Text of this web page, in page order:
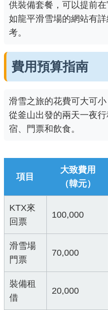
供裝備套餐，可以提前
如龍平滑雪場的網站有
考。
費用預算指南
滑雪之旅的花費可大可
從釜山出發的兩天一夜
宿、門票和飲食。
項目
大致費用
（韓元）
KTX來
回票
100,000
滑雪場
門票
70,000
裝備租
借
20,000